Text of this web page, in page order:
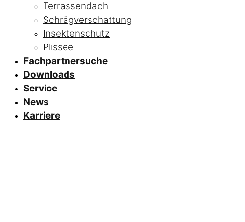
Terrassendach
Schrägverschattung
Insektenschutz
Plissee
Fachpartnersuche
Downloads
Service
News
Karriere